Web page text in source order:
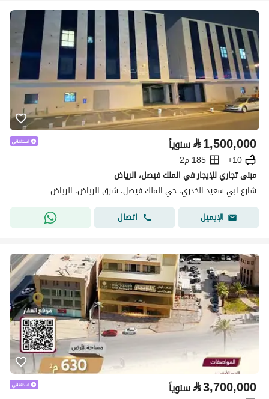
⃁1,500,000 سنوياً
10+
185 م2
مبنى تجاري للإيجار في الملك فيصل، الرياض
شارع ابي سعيد الخدري، حي الملك فيصل، شرق الرياض، الرياض
الإيميل
اتصال
⃁3,700,000 سنوياً